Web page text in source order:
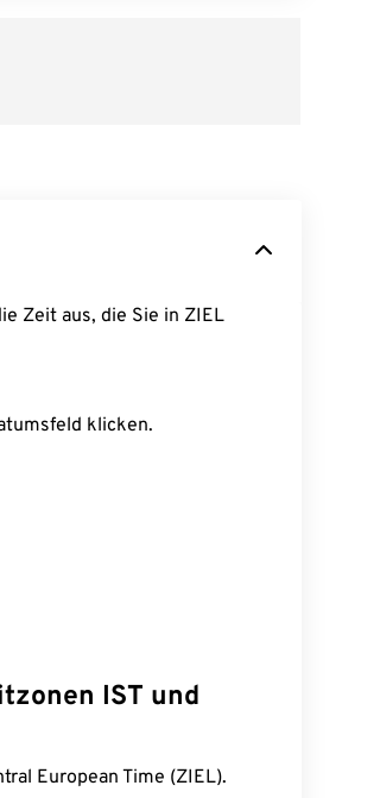
Zeit aus, die Sie in ZIEL
klicken.
IST und
European Time (ZIEL).